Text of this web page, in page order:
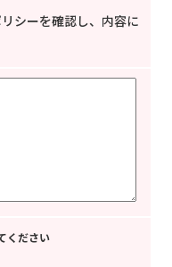
シーを確認し、内容に
ください